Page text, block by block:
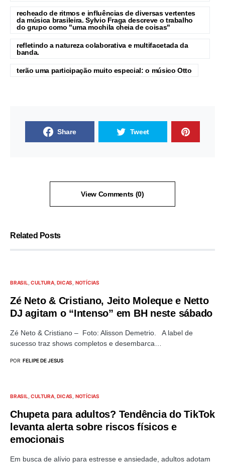
recheado de ritmos e influências de diversas vertentes
da música brasileira. Sylvio Fraga descreve o trabalho
do grupo como "uma mochila cheia de coisas"
refletindo a natureza colaborativa e multifacetada da
banda.
terão uma participação muito especial: o músico Otto
Share Tweet
View Comments (0)
Related Posts
BRASIL CULTURA DICAS NOTÍCIAS
Zé Neto & Cristiano, Jeito Moleque e Netto
DJ agitam o “Intenso” em BH neste sábado
Zé Neto & Cristiano – Foto: Alisson Demetrio. A label de
sucesso traz shows completos e desembarca…
POR FELIPE DE JESUS
BRASIL CULTURA DICAS NOTÍCIAS
Chupeta para adultos? Tendência do TikTok
levanta alerta sobre riscos físicos e
emocionais
Em busca de alívio para estresse e ansiedade, adultos adotam